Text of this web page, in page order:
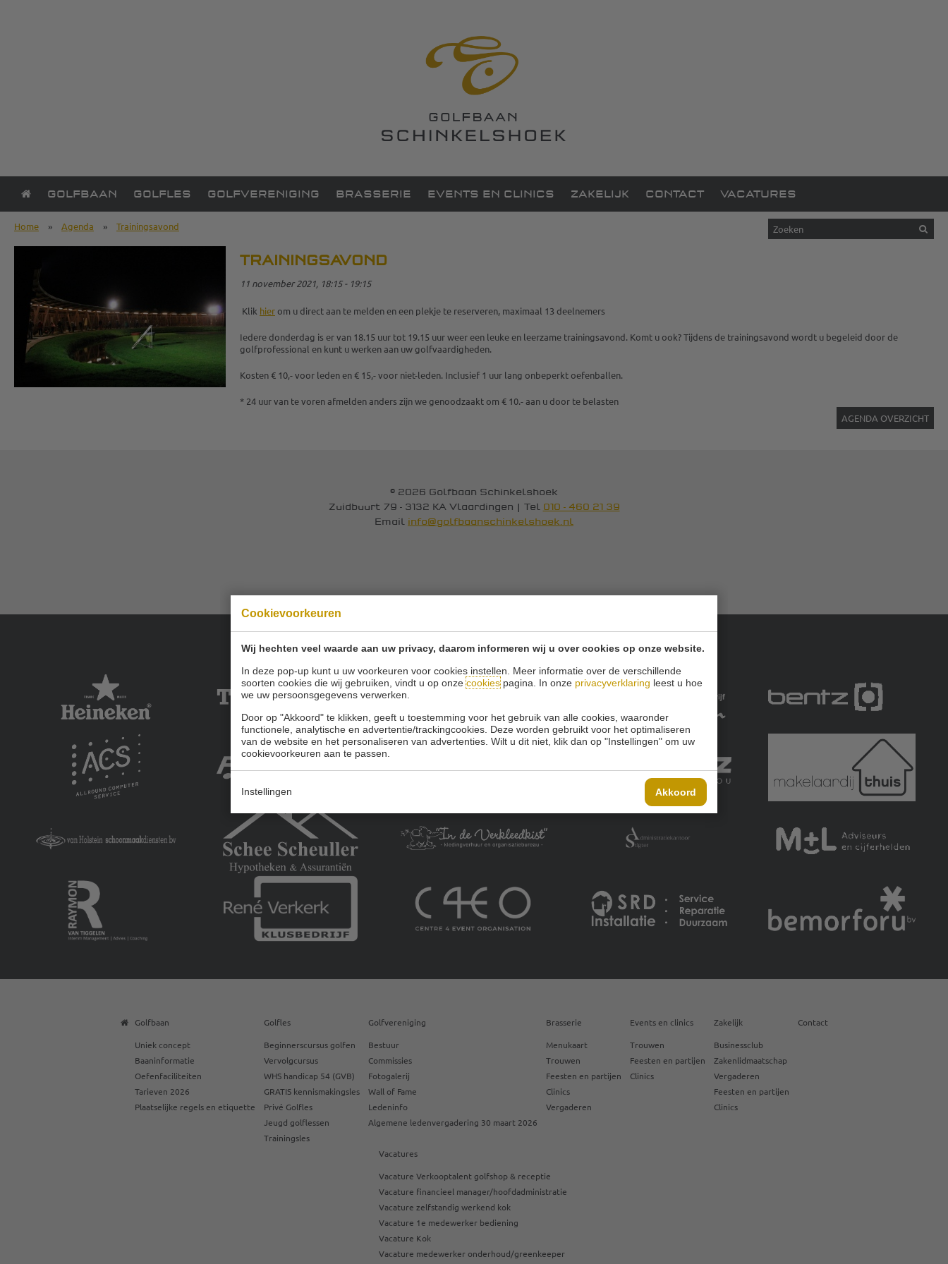
Cookievoorkeuren
Wij hechten veel waarde aan uw privacy, daarom informeren wij u over cookies op onze website.
In deze pop-up kunt u uw voorkeuren voor cookies instellen. Meer informatie over de verschillende
soorten cookies die wij gebruiken, vindt u op onzecookiespagina. In onze privacyverklaring leest u hoe
we uw persoonsgegevens verwerken.
Door op "Akkoord" te klikken, geeft u toestemming voor het gebruik van alle cookies, waaronder
functionele, analytische en advertentie/trackingcookies. Deze worden gebruikt voor het optimaliseren
van de website en het personaliseren van advertenties. Wilt u dit niet, klik dan op "Instellingen" om uw
cookievoorkeuren aan te passen.
Instellingen Akkoord
GOLFBAAN GOLFLES GOLFVERENIGING BRASSERIE EVENTS EN CLINICS ZAKELIJK CONTACT VACATURES
Home » Agenda » Trainingsavond
TRAININGSAVOND
11 november 2021, 18:15 - 19:15
Klik hierom u direct aan te melden en een plekje te reserveren, maximaal 13 deelnemers
Iedere donderdag is er van 18.15 uur tot 19.15 uur weer een leuke en leerzame trainingsavond. Komt u ook? Tijdens de trainingsavond wordt u begeleid door de
golfprofessional en kunt u werken aan uw golfvaardigheden.
Kosten € 10,- voor leden en € 15,- voor niet-leden. Inclusief 1 uur lang onbeperkt oefenballen.
* 24 uur van te voren afmelden anders zijn we genoodzaakt om € 10.- aan u door te belasten
AGENDA OVERZICHT
© 2026 Golfbaan Schinkelshoek
Zuidbuurt 79 - 3132 KA Vlaardingen | Tel 010 - 460 21 39
Email info@golfbaanschinkelshoek.nl
Onze sponsoren:
Golfbaan
Uniek concept
Baaninformatie
Oefenfaciliteiten
Tarieven 2026
Plaatselijke regels en etiquette
Golfles
Beginnerscursus golfen
Vervolgcursus
WHS handicap 54 (GVB)
GRATIS kennismakingsles
Privé Golfles
Jeugd golflessen
Trainingsles
Golfvereniging
Bestuur
Commissies
Fotogalerij
Wall of Fame
Ledeninfo
Algemene ledenvergadering 30 maart 2026
Brasserie
Menukaart
Trouwen
Feesten en partijen
Clinics
Vergaderen
Events en clinics
Trouwen
Feesten en partijen
Clinics
Zakelijk
Businessclub
Zakenlidmaatschap
Vergaderen
Feesten en partijen
Clinics
Contact
Vacatures
Vacature Verkooptalent golfshop & receptie
Vacature financieel manager/hoofdadministratie
Vacature zelfstandig werkend kok
Vacature 1e medewerker bediening
Vacature Kok
Vacature medewerker onderhoud/greenkeeper